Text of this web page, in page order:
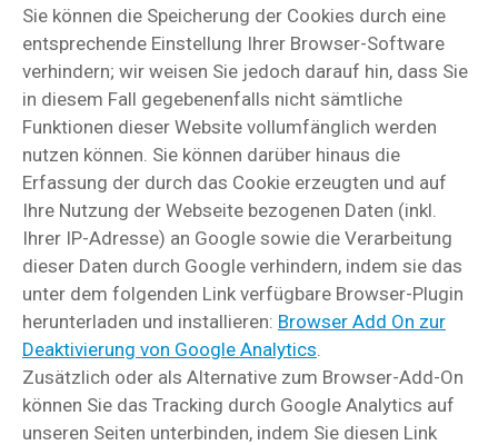
Sie können die Speicherung der Cookies durch eine
entsprechende Einstellung Ihrer Browser-Software
verhindern; wir weisen Sie jedoch darauf hin, dass Sie
in diesem Fall gegebenenfalls nicht sämtliche
Funktionen dieser Website vollumfänglich werden
nutzen können. Sie können darüber hinaus die
Erfassung der durch das Cookie erzeugten und auf
Ihre Nutzung der Webseite bezogenen Daten (inkl.
Ihrer IP-Adresse) an Google sowie die Verarbeitung
dieser Daten durch Google verhindern, indem sie das
unter dem folgenden Link verfügbare Browser-Plugin
herunterladen und installieren: Browser Add On zur
Deaktivierung von Google Analytics.
Zusätzlich oder als Alternative zum Browser-Add-On
können Sie das Tracking durch Google Analytics auf
unseren Seiten unterbinden, indem Sie diesen Link